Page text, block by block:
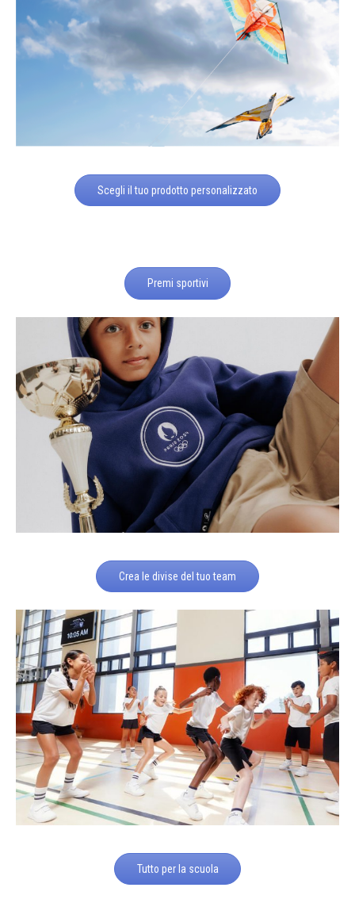
Scegli il tuo prodotto personalizzato
Premi sportivi
Crea le divise del tuo team
Tutto per la scuola